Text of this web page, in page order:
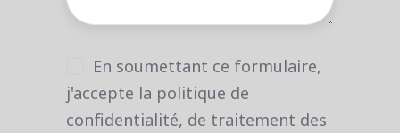
En soumettant ce formulaire,
j'accepte la politique de
confidentialité, de traitement des